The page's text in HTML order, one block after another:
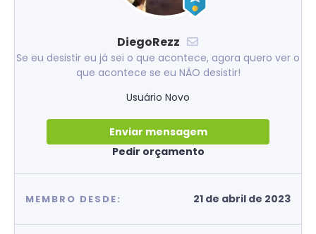
DiegoRezz
Se eu desistir eu já sei o que acontece, agora quero ver o
que acontece se eu NÃO desistir!
Usuário Novo
Enviar mensagem
Pedir orçamento
MEMBRO DESDE: 21 de abril de 2023